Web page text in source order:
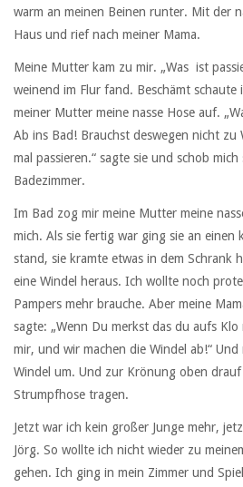
warm an meinen Beinen runter. Mit der
Haus und rief nach meiner Mama.
Meine Mutter kam zu mir. „Was ist
weinend im Flur fand. Beschämt schaute
meiner Mutter meine nasse Hose auf.
Ab ins Bad! Brauchst deswegen nicht zu
mal passieren.“ sagte sie und schob
Badezimmer.
Im Bad zog mir meine Mutter meine
mich. Als sie fertig war ging sie an einen
stand, sie kramte etwas in dem Schrank
eine Windel heraus. Ich wollte noch
Pampers mehr brauche. Aber meine
sagte: „Wenn Du merkst das du aufs
mir, und wir machen die Windel ab!“
Windel um. Und zur Krönung oben
Strumpfhose tragen.
Jetzt war ich kein großer Junge mehr,
Jörg. So wollte ich nicht wieder zu
gehen. Ich ging in mein Zimmer und